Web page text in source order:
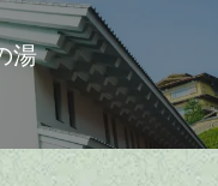
湯